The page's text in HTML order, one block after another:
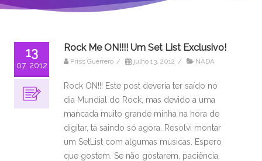
13
07, 2012
Rock Me ON!!!! Um Set List Exclusivo!
Priss Guerrero / julho 13, 2012 / NADA
Rock ON!!! Este post deveria ter saído no
dia Mundial do Rock, mas devido a uma
mancada muito grande minha na hora de
digitar, tá saindo só agora. Resolvi montar
um SetList com algumas músicas. Espero
que gostem. Se não gostarem, paciência.